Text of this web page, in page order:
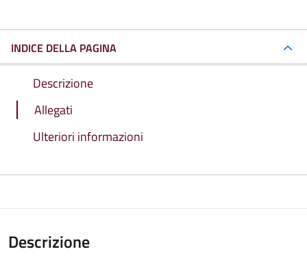
INDICE DELLA PAGINA
Descrizione
Allegati
Ulteriori informazioni
Descrizione